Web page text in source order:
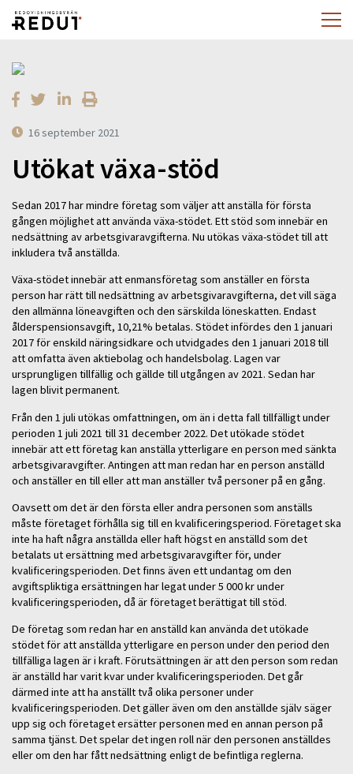
16 september 2021
Utökat växa-stöd
Sedan 2017 har mindre företag som väljer att anställa för första
gången möjlighet att använda växa-stödet. Ett stöd som innebär en
nedsättning av arbetsgivaravgifterna. Nu utökas växa-stödet till att
inkludera två anställda.
Växa-stödet innebär att enmansföretag som anställer en första
person har rätt till nedsättning av arbetsgivaravgifterna, det vill säga
den allmänna löneavgiften och den särskilda löneskatten. Endast
ålderspensionsavgift, 10,21% betalas. Stödet infördes den 1 januari
2017 för enskild näringsidkare och utvidgades den 1 januari 2018 till
att omfatta även aktiebolag och handelsbolag. Lagen var
ursprungligen tillfällig och gällde till utgången av 2021. Sedan har
lagen blivit permanent.
Från den 1 juli utökas omfattningen, om än i detta fall tillfälligt under
perioden 1 juli 2021 till 31 december 2022. Det utökade stödet
innebär att ett företag kan anställa ytterligare en person med sänkta
arbetsgivaravgifter. Antingen att man redan har en person anställd
och anställer en till eller att man anställer två personer på en gång.
Oavsett om det är den första eller andra personen som anställs
måste företaget förhålla sig till en kvalificeringsperiod. Företaget ska
inte ha haft några anställda eller haft högst en anställd som det
betalats ut ersättning med arbetsgivaravgifter för, under
kvalificeringsperioden. Det finns även ett undantag om den
avgiftspliktiga ersättningen har legat under 5 000 kr under
kvalificeringsperioden, då är företaget berättigat till stöd.
De företag som redan har en anställd kan använda det utökade
stödet för att anställda ytterligare en person under den period den
tillfälliga lagen är i kraft. Förutsättningen är att den person som redan
är anställd har varit kvar under kvalificeringsperioden. Det går
därmed inte att ha anställt två olika personer under
kvalificeringsperioden. Det gäller även om den anställde själv säger
upp sig och företaget ersätter personen med en annan person på
samma tjänst. Det spelar det ingen roll när den personen anställdes
eller om den har fått nedsättning enligt de befintliga reglerna.